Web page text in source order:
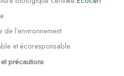
l’environnement
et écoresponsable
précautions